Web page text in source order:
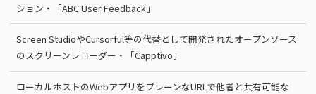
ション・「ABC User Feedback」
Screen StudioやCursorful等の代替として開発されたオープンソース
のスクリーンレコーダー・「Capptivo」
ローカルホストのWebアプリをプレーンなURLで他者と共有可能な